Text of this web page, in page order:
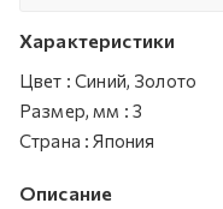
Характеристики
Цвет : Синий, Золото
Размер, мм : 3
Страна : Япония
Описание